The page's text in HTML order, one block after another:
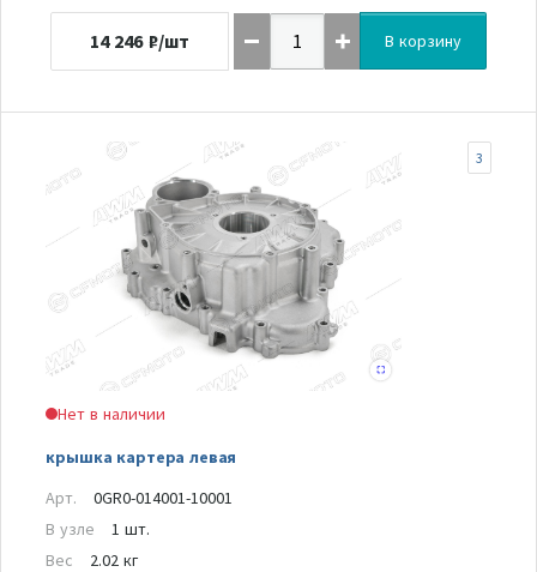
14 246 ₽/шт В корзину
Нет в наличии
крышка картера левая
3
Арт.
0GR0-014001-10001
В узле
1 шт.
Вес
2.02 кг